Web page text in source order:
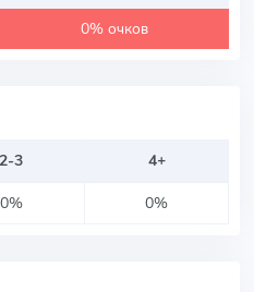
0% очков
2-3
4+
0% 0%